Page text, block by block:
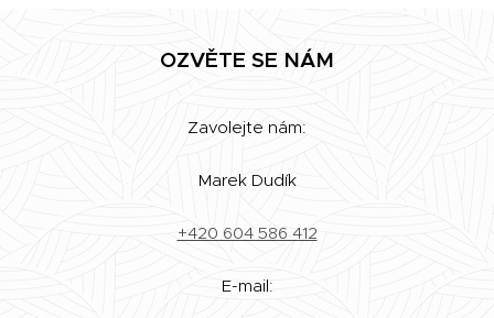
OZVĚTE SE NÁM
Zavolejte nám:
Marek Dudík
+420 604 586 412
E-mail: